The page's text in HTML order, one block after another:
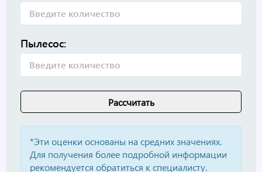
Пылесос:
*Эти оценки основаны на средних значениях.
Для получения более подробной информации
рекомендуется обратиться к специалисту.